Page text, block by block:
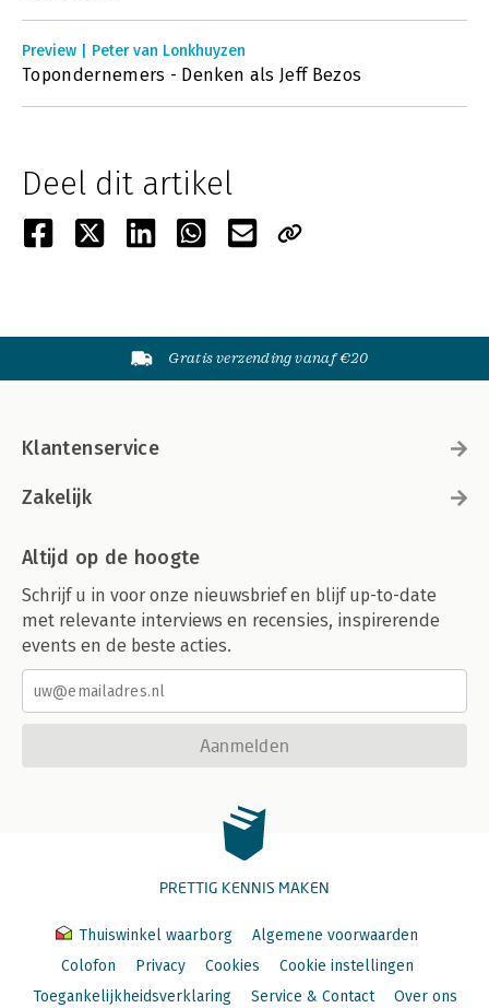
Preview | Peter van Lonkhuyzen
Topondernemers - Denken als Jeff Bezos
Deel dit artikel
Gratis verzending vanaf €20
Klantenservice
Zakelijk
Altijd op de hoogte
Schrijf u in voor onze nieuwsbrief en blijf up-to-date
met relevante interviews en recensies, inspirerende
events en de beste acties.
Aanmelden
PRETTIG KENNIS MAKEN
Thuiswinkel waarborg
Algemene voorwaarden
Colofon
Privacy Cookies
Cookie instellingen
Toegankelijkheidsverklaring
Service & Contact Over ons